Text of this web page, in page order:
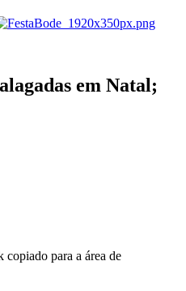
em Natal;
copiado para a área de